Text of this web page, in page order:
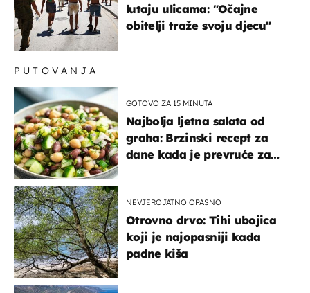
lutaju ulicama: "Očajne
obitelji traže svoju djecu"
PUTOVANJA
GOTOVO ZA 15 MINUTA
Najbolja ljetna salata od
graha: Brzinski recept za
dane kada je prevruće za
NEVJEROJATNO OPASNO
Otrovno drvo: Tihi ubojica
koji je najopasniji kada
padne kiša